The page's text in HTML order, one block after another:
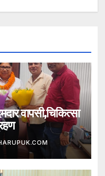
वापसी,चिकित्सा